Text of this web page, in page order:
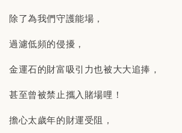
除了為我們守護能場，
過濾低頻的侵擾，
金運石的財富吸引力也被大大追捧，
甚至曾被禁止攜入賭場哩！
擔心太歲年的財運受阻，